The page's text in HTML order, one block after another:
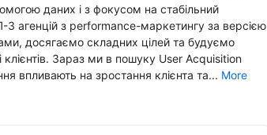
даних і з фокусом на стабільний
агенцій з performance-маркетингу за версією
досягаємо складних цілей та будуємо
клієнтів. Зараз ми в пошуку User Acquisition
впливають на зростання клієнта та... More